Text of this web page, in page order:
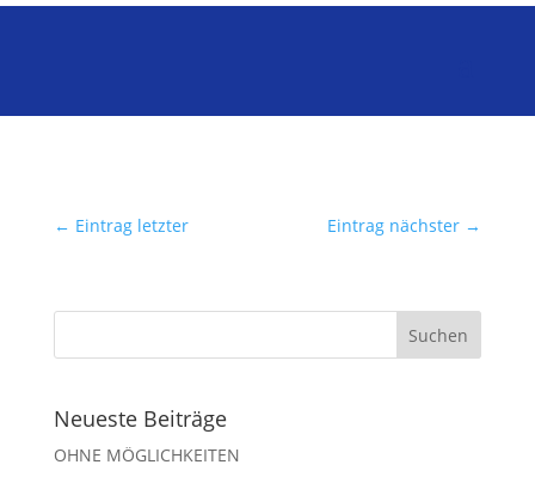
← Eintrag letzter Eintrag nächster →
Neueste Beiträge
OHNE MÖGLICHKEITEN